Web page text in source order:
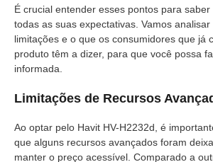
É crucial entender esses pontos para
todas as suas expectativas. Vamos
limitações e o que os consumidores que já
produto têm a dizer, para que você possa
informada.
Limitações de Recursos
Ao optar pelo Havit HV-H2232d, é
que alguns recursos avançados foram
manter o preço acessível. Comparado a